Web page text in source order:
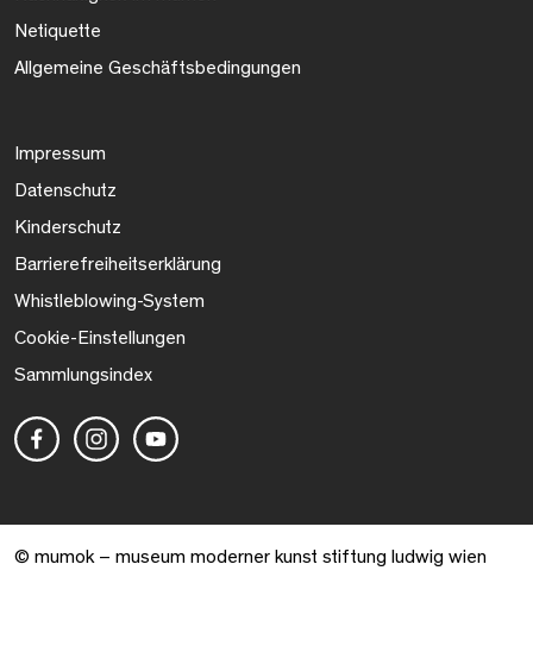
Netiquette
Allgemeine Geschäftsbedingungen
Impressum
Datenschutz
Kinderschutz
Barrierefreiheitserklärung
Whistleblowing-System
Cookie-Einstellungen
Sammlungsindex
© mumok – museum moderner kunst stiftung ludwig wien